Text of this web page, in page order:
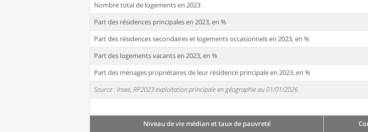
Nombre total de logements en 2023
Part des résidences principales en 2023, en %
Part des résidences secondaires et logements occasionnels en 2023, en %
Part des logements vacants en 2023, en %
Part des ménages propriétaires de leur résidence principale en 2023, en %
Source : Insee, RP2023 exploitation principale en géographie au 01/01/2026
Niveau de vie médian et taux de pauvreté